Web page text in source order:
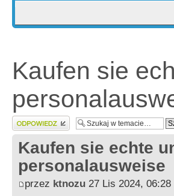
Kaufen sie
Wyślij odpowiedź
Kaufen sie echte
personalausweise
przez ktnozu 27 Lis 2024, 06:28